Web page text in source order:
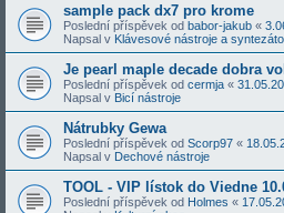
sample pack dx7 pro krome
Poslední příspěvek od babor-jakub «
Napsal v Klávesové nástroje a
Je pearl maple decade dobra
Poslední příspěvek od cermja «
Napsal v Bicí nástroje
Nátrubky Gewa
Poslední příspěvek od Scorp97 «
Napsal v Dechové nástroje
TOOL - VIP lístok do Viedne
Poslední příspěvek od Holmes «